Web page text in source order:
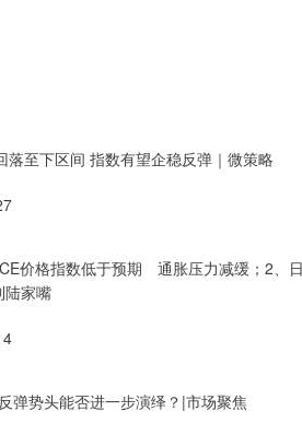
至下区间 指数有望企稳反弹｜微策略
价格指数低于预期 通胀压力减缓；2、
陆家嘴
弹势头能否进一步演绎？|市场聚焦